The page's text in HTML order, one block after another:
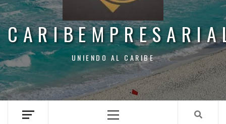
UNIENDO AL CARIBE
Menu